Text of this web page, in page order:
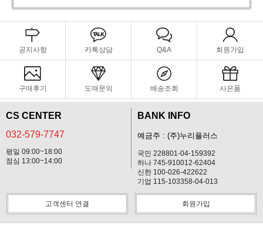
공지사항 카톡상담 Q&A 회원가입
구매후기 도매문의 배송조회 사은품
CS CENTER
032-579-7747
평일 09:00~18:00
점심 13:00~14:00
BANK INFO
예금주 : (주)누리플러스
국민 228801-04-159392
하나 745-910012-62404
신한 100-026-422622
기업 115-103358-04-013
고객센터 연결 회원가입